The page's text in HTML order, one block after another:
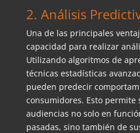
2. Análisis
Una de las principales
capacidad para realizar
Utilizando algoritmos de
técnicas estadísticas
pueden predecir
consumidores. Esto permite
audiencias no solo en
pasadas, sino también de